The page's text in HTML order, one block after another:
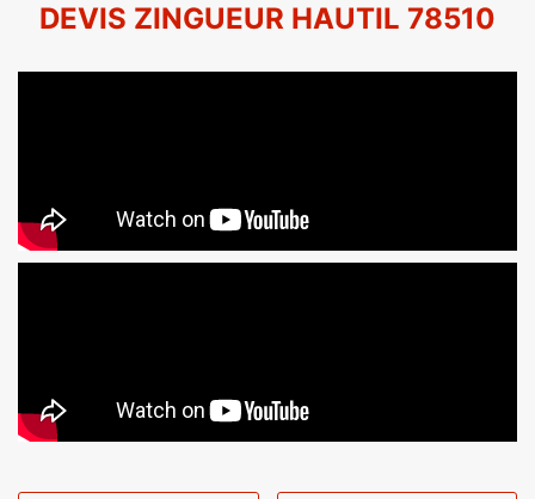
DEVIS ZINGUEUR HAUTIL 78510